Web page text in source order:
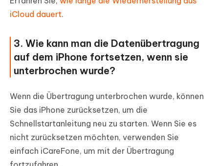
iCloud dauert.
3. Wie kann man die Datenübertragung
auf dem iPhone fortsetzen, wenn sie
unterbrochen wurde?
Wenn die Übertragung unterbrochen wurde, können
Sie das iPhone zurücksetzen, um die
Schnellstartanleitung neu zu starten. Wenn Sie es
nicht zurücksetzen möchten, verwenden Sie
einfach iCareFone, um mit der Übertragung